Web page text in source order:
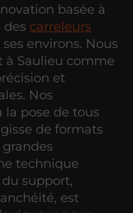
basée à
des carreleurs
environs. Nous
à Saulieu comme
et
Nos
pose de tous
de formats
technique
support,
est